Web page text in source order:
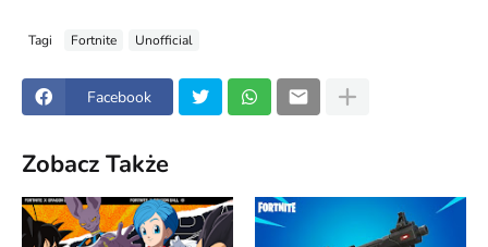
Tagi Fortnite Unofficial
Facebook
Zobacz Także